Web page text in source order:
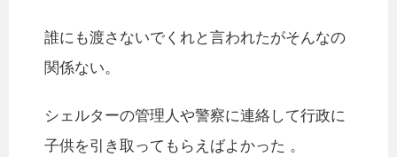
誰にも渡さないでくれと言われたがそんなの
関係ない。
シェルターの管理人や警察に連絡して行政に
子供を引き取ってもらえばよかった 。